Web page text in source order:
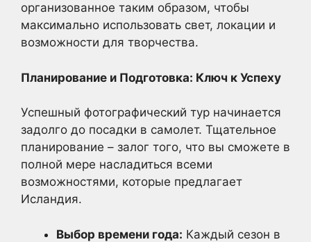
организованное таким образом, чтобы
максимально использовать свет, локации и
возможности для творчества.
Планирование и Подготовка: Ключ к Успеху
Успешный фотографический тур начинается
задолго до посадки в самолет. Тщательное
планирование – залог того, что вы сможете в
полной мере насладиться всеми
возможностями, которые предлагает
Исландия.
Выбор времени года: Каждый сезон в